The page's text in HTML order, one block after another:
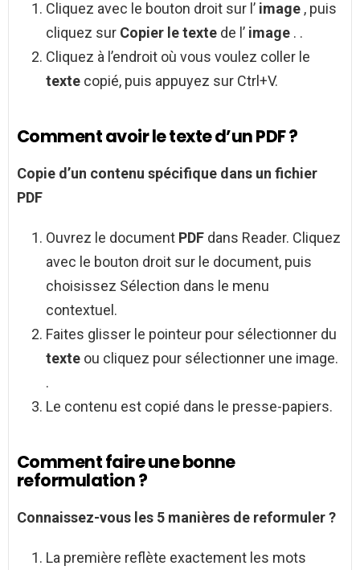
Cliquez avec le bouton droit sur l’ image , puis
cliquez sur Copier le texte de l’ image . .
Cliquez à l’endroit où vous voulez coller le
texte copié, puis appuyez sur Ctrl+V.
Comment avoir le texte d’un PDF ?
Copie d’un contenu spécifique dans un fichier
PDF
Ouvrez le document PDF dans Reader. Cliquez
avec le bouton droit sur le document, puis
choisissez Sélection dans le menu
contextuel.
Faites glisser le pointeur pour sélectionner du
texte ou cliquez pour sélectionner une image.
.
Le contenu est copié dans le presse-papiers.
Comment faire une bonne
reformulation ?
Connaissez-vous les 5 manières de reformuler?
La première reflète exactement les mots